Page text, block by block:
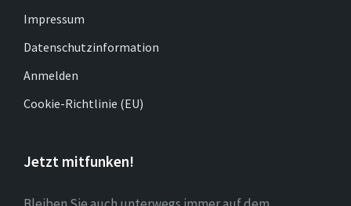
Impressum
Datenschutzinformation
Anmelden
Cookie-Richtlinie (EU)
Jetzt mitfunken!